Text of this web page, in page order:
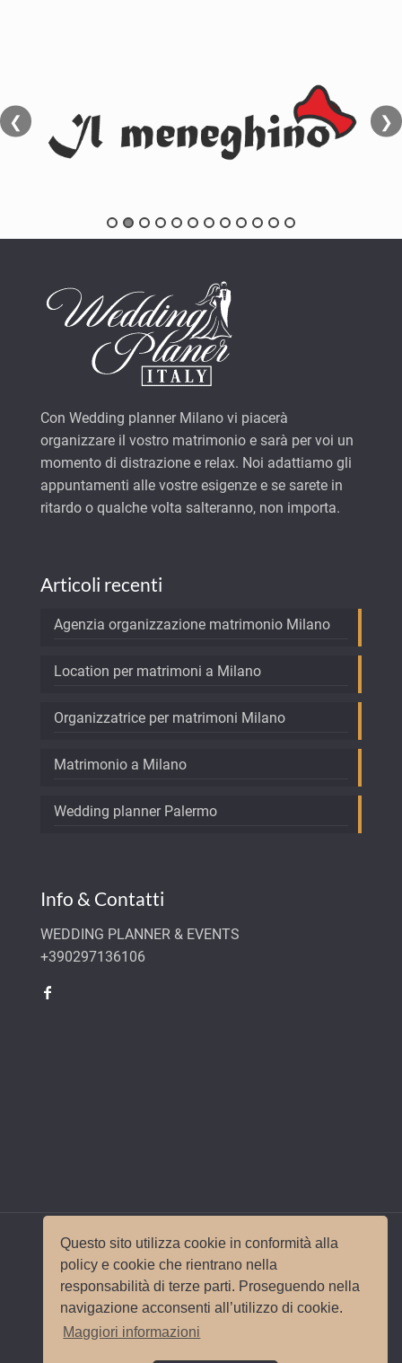
Questo sito utilizza cookie in conformità alla
policy e cookie che rientrano nella
responsabilità di terze parti. Proseguendo nella
navigazione acconsenti all’utilizzo di cookie.
Maggiori informazioni
❮ ❯
Con Wedding planner Milano vi piacerà
organizzare il vostro matrimonio e sarà per voi un
momento di distrazione e relax. Noi adattiamo gli
appuntamenti alle vostre esigenze e se sarete in
ritardo o qualche volta salteranno, non importa.
Articoli recenti
Agenzia organizzazione matrimonio Milano
Location per matrimoni a Milano
Organizzatrice per matrimoni Milano
Matrimonio a Milano
Wedding planner Palermo
Info & Contatti
WEDDING PLANNER & EVENTS
+390297136106
© 2017 Wedding Planner Milano Italy |Mappa del
sito|Privacy e Cookie PolicySito e
posizionamento realizzato dall'